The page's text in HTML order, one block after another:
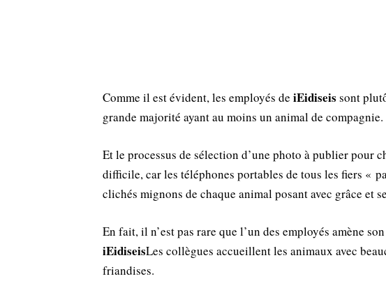
Comme il est évident, les employés de iEidiseis sont
grande majorité ayant au moins un animal de compagnie.
Et le processus de sélection d’une photo à publier pour
difficile, car les téléphones portables de tous les fiers «
clichés mignons de chaque animal posant avec grâce et
En fait, il n’est pas rare que l’un des employés amène
iEidiseisLes collègues accueillent les animaux avec
friandises.